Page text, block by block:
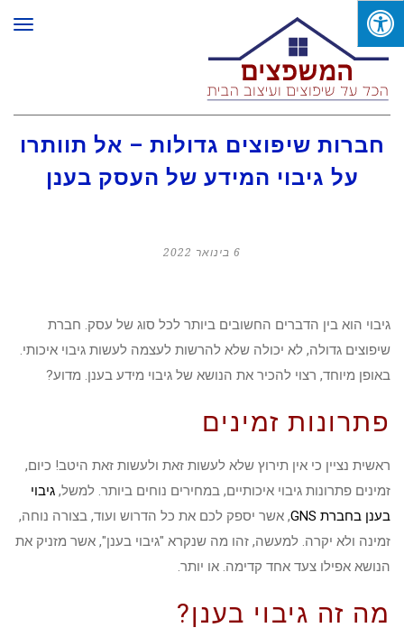
חברות שיפוצים גדולות – אל תוותרו
על גיבוי המידע של העסק בענן
6 בינואר 2022
גיבוי הוא בין הדברים החשובים ביותר לכל סוג של עסק. חברת
שיפוצים גדולה, לא יכולה שלא להרשות לעצמה לעשות גיבוי איכותי.
באופן מיוחד, רצוי להכיר את הנושא של גיבוי מידע בענן. מדוע?
פתרונות זמינים
ראשית נציין כי אין תירוץ שלא לעשות זאת ולעשות זאת היטב! כיום,
זמינים פתרונות גיבוי איכותיים, במחירים נוחים ביותר. למשל, גיבוי
בענן בחברת GNS
, אשר יספק לכם את כל הדרוש ועוד, בצורה נוחה,
זמינה ולא יקרה. למעשה, זהו מה שנקרא "גיבוי בענן", אשר מזניק את
הנושא אפילו צעד אחד קדימה. או יותר.
מה זה גיבוי בענן?